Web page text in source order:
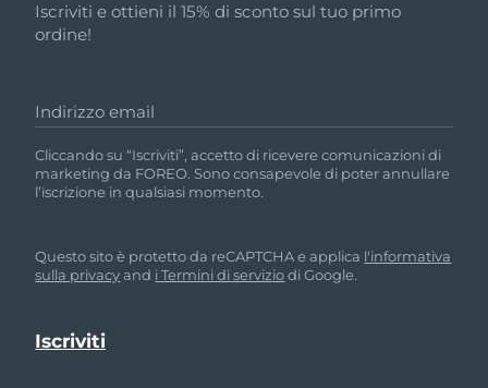
Iscriviti e ottieni il 15% di sconto sul tuo primo
ordine!
Indirizzo email
Cliccando su “Iscriviti”, accetto di ricevere comunicazioni di
marketing da FOREO. Sono consapevole di poter annullare
l’iscrizione in qualsiasi momento.
Questo sito è protetto da reCAPTCHA e applica l'informativa
sulla privacyand i Termini di serviziodi Google.